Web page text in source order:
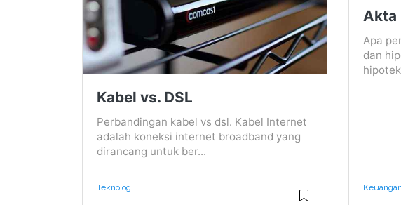
Kabel vs. DSL
Perbandingan kabel vs dsl. Kabel Internet
adalah koneksi internet broadband yang
dirancang untuk ber...
Teknologi
Akta
Apa
dan
Keuangan